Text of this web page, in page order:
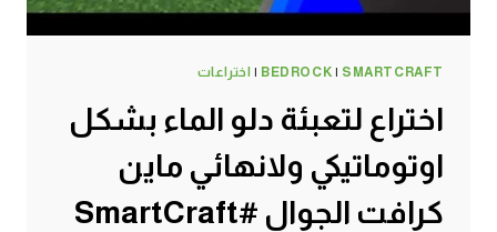
BEDROCK | SMARTCRAFT
| اختراعات
اختراع لتعبئة دلو الماء بشكل
اوتوماتيكي ولانهائي ماين
كرافت الجوال #SmartCraft